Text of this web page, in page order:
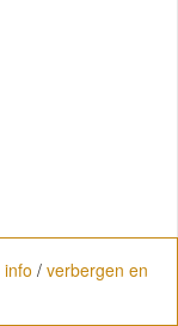
info / verbergen en